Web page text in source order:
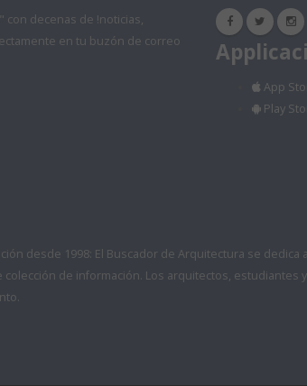
con decenas de !noticias,
en tu buzón de correo
App
Play
desde 1998: El Buscador de Arquitectura se
de información. Los arquitectos,